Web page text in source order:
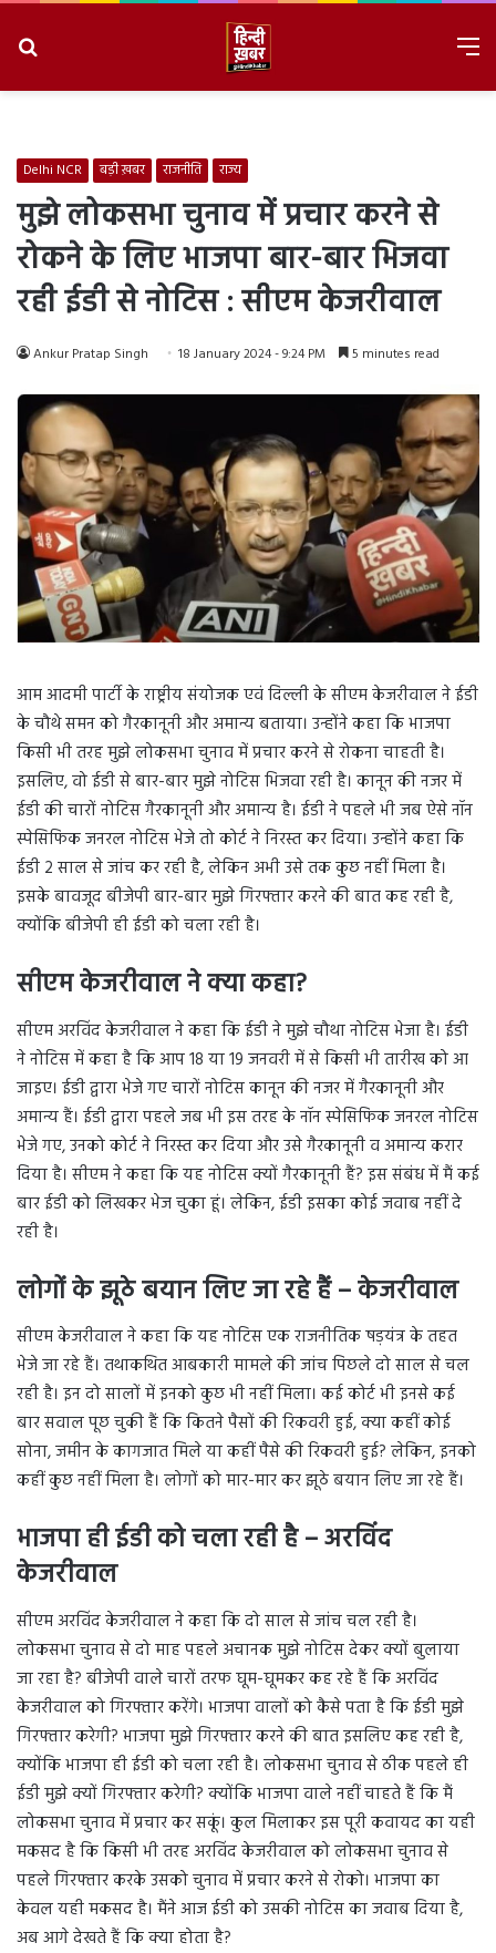
Delhi NCR बड़ी ख़बर राजनीति राज्य
मुझे लोकसभा चुनाव में प्रचार करने से
रोकने के लिए भाजपा बार-बार भिजवा
रही ईडी से नोटिस : सीएम केजरीवाल
Ankur Pratap Singh 18 January 2024 - 9:24 PM 5 minutes read
आम आदमी पार्टी के राष्ट्रीय संयोजक एवं दिल्ली के सीएम केजरीवाल ने ईडी
के चौथे समन को गैरकानूनी और अमान्य बताया। उन्होंने कहा कि भाजपा
किसी भी तरह मुझे लोकसभा चुनाव में प्रचार करने से रोकना चाहती है।
इसलिए, वो ईडी से बार-बार मुझे नोटिस भिजवा रही है। कानून की नजर में
ईडी की चारों नोटिस गैरकानूनी और अमान्य है। ईडी ने पहले भी जब ऐसे नॉन
स्पेसिफिक जनरल नोटिस भेजे तो कोर्ट ने निरस्त कर दिया। उन्होंने कहा कि
ईडी 2 साल से जांच कर रही है, लेकिन अभी उसे तक कुछ नहीं मिला है।
इसके बावजूद बीजेपी बार-बार मुझे गिरफ्तार करने की बात कह रही है,
क्योंकि बीजेपी ही ईडी को चला रही है।
सीएम केजरीवाल ने क्या कहा?
सीएम अरविंद केजरीवाल ने कहा कि ईडी ने मुझे चौथा नोटिस भेजा है। ईडी
ने नोटिस में कहा है कि आप 18 या 19 जनवरी में से किसी भी तारीख को आ
जाइए। ईडी द्वारा भेजे गए चारों नोटिस कानून की नजर में गैरकानूनी और
अमान्य हैं। ईडी द्वारा पहले जब भी इस तरह के नॉन स्पेसिफिक जनरल नोटिस
भेजे गए, उनको कोर्ट ने निरस्त कर दिया और उसे गैरकानूनी व अमान्य करार
दिया है। सीएम ने कहा कि यह नोटिस क्यों गैरकानूनी हैं? इस संबंध में मैं कई
बार ईडी को लिखकर भेज चुका हूं। लेकिन, ईडी इसका कोई जवाब नहीं दे
रही है।
लोगों के झूठे बयान लिए जा रहे हैं – केजरीवाल
सीएम केजरीवाल ने कहा कि यह नोटिस एक राजनीतिक षड़यंत्र के तहत
भेजे जा रहे हैं। तथाकथित आबकारी मामले की जांच पिछले दो साल से चल
रही है। इन दो सालों में इनको कुछ भी नहीं मिला। कई कोर्ट भी इनसे कई
बार सवाल पूछ चुकी हैं कि कितने पैसों की रिकवरी हुई, क्या कहीं कोई
सोना, जमीन के कागजात मिले या कहीं पैसे की रिकवरी हुई? लेकिन, इनको
कहीं कुछ नहीं मिला है। लोगों को मार-मार कर झूठे बयान लिए जा रहे हैं।
भाजपा ही ईडी को चला रही है – अरविंद
केजरीवाल
सीएम अरविंद केजरीवाल ने कहा कि दो साल से जांच चल रही है।
लोकसभा चुनाव से दो माह पहले अचानक मुझे नोटिस देकर क्यों बुलाया
जा रहा है? बीजेपी वाले चारों तरफ घूम-घूमकर कह रहे हैं कि अरविंद
केजरीवाल को गिरफ्तार करेंगे। भाजपा वालों को कैसे पता है कि ईडी मुझे
गिरफ्तार करेगी? भाजपा मुझे गिरफ्तार करने की बात इसलिए कह रही है,
क्योंकि भाजपा ही ईडी को चला रही है। लोकसभा चुनाव से ठीक पहले ही
ईडी मुझे क्यों गिरफ्तार करेगी? क्योंकि भाजपा वाले नहीं चाहते हैं कि मैं
लोकसभा चुनाव में प्रचार कर सकूं। कुल मिलाकर इस पूरी कवायद का यही
मकसद है कि किसी भी तरह अरविंद केजरीवाल को लोकसभा चुनाव से
पहले गिरफ्तार करके उसको चुनाव में प्रचार करने से रोको। भाजपा का
केवल यही मकसद है। मैंने आज ईडी को उसकी नोटिस का जवाब दिया है,
अब आगे देखते हैं कि क्या होता है?